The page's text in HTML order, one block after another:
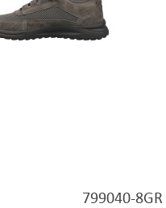
799040-8GR